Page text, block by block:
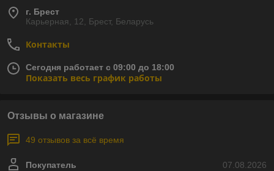
г. Брест
Карьерная, 12, Брест, Беларусь
Контакты
Сегодня работает с 09:00 до 18:00
Показать весь график работы
Отзывы о магазине
49 отзывов за всё время
07.08.2026
Покупатель